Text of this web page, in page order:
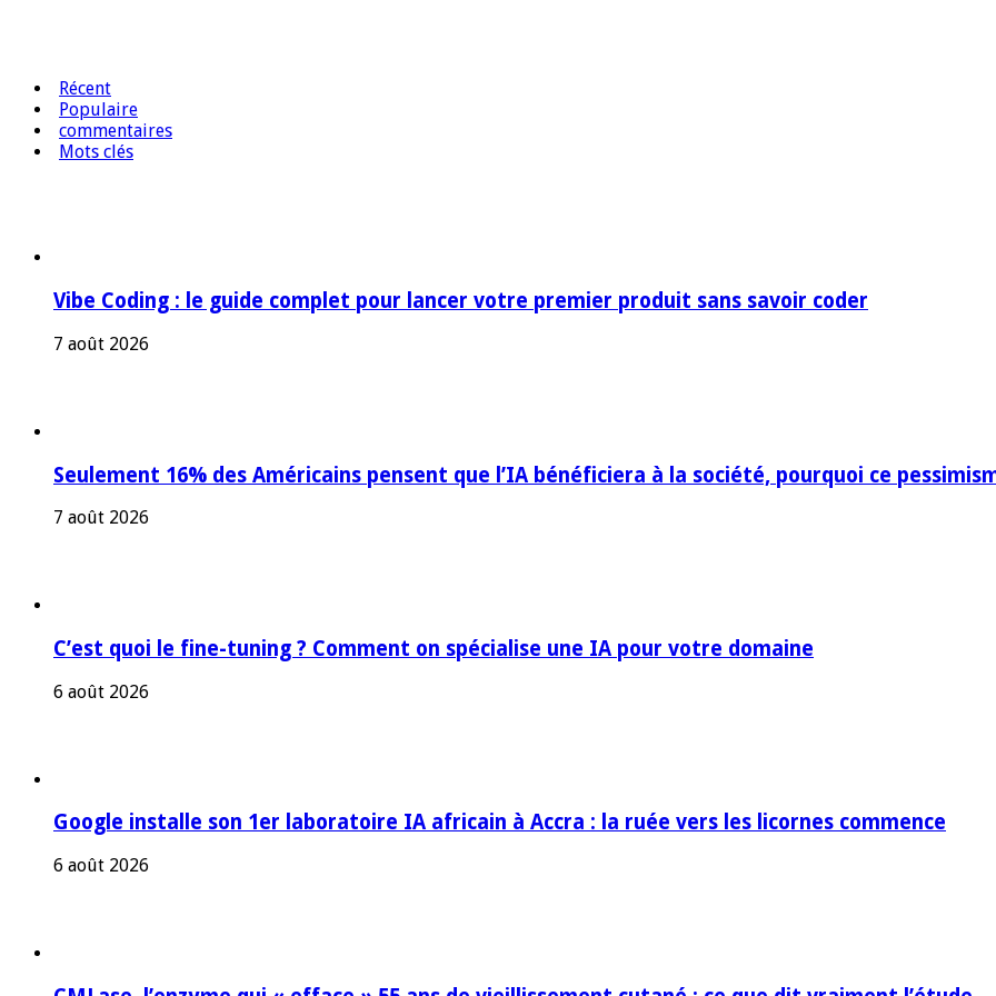
Récent
Populaire
commentaires
Mots clés
Vibe Coding : le guide complet pour lancer votre premier produit sans savoir coder
7 août 2026
Seulement 16% des Américains pensent que l’IA bénéficiera à la société, pourquoi ce
7 août 2026
C’est quoi le fine-tuning ? Comment on spécialise une IA pour votre domaine
6 août 2026
Google installe son 1er laboratoire IA africain à Accra : la ruée vers les licornes commence
6 août 2026